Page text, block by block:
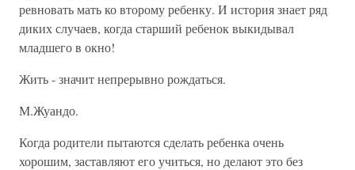
ревновать мать ко второму ребенку. И история знает ряд
диких случаев, когда старший ребенок выкидывал
младшего в окно!
Жить - значит непрерывно рождаться.
М.Жуандо.
Когда родители пытаются сделать ребенка очень
хорошим, заставляют его учиться, но делают это без